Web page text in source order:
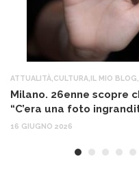
ATTUALITÀ CULTURA IL MIO BLOG
Milano. 26enne scopre
“C’era una foto
16 GIUGNO 2026